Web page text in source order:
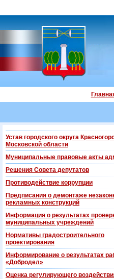
Устав городского округа
Московской области
Муниципальные правовые акты
Решения Совета депутатов
Противодействие коррупции
Предписания о демонтаже
рекламных конструкций
Информация о результатах
муниципальных учреждений
Нормативы градостроительного
проектирования
Информирование о результатах
«Добродел»
Оценка регулирующего